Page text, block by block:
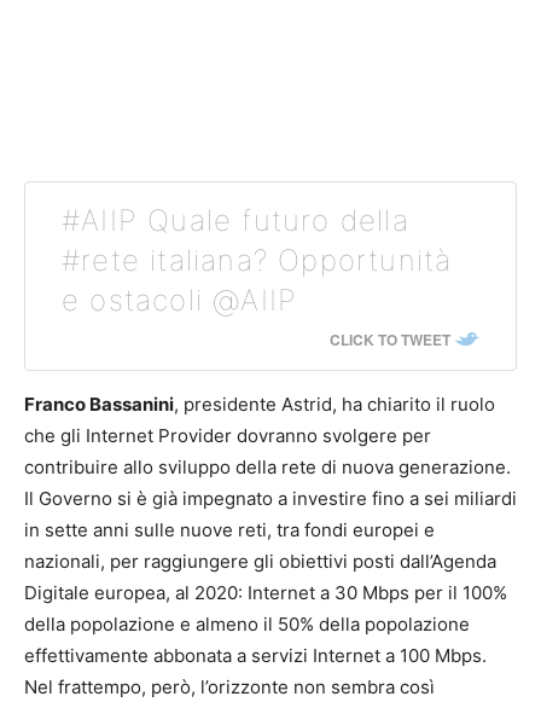
#AIIP Quale futuro della
#rete italiana? Opportunità
e ostacoli @AIIP
CLICK TO TWEET
Franco Bassanini, presidente Astrid, ha chiarito il ruolo
che gli Internet Provider dovranno svolgere per
contribuire allo sviluppo della rete di nuova generazione.
Il Governo si è già impegnato a investire fino a sei miliardi
in sette anni sulle nuove reti, tra fondi europei e
nazionali, per raggiungere gli obiettivi posti dall’Agenda
Digitale europea, al 2020: Internet a 30 Mbps per il 100%
della popolazione e almeno il 50% della popolazione
effettivamente abbonata a servizi Internet a 100 Mbps.
Nel frattempo, però, l’orizzonte non sembra così